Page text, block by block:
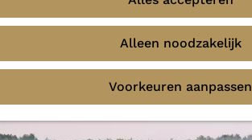
Alleen noodzakelijk
Voorkeuren aanpassen